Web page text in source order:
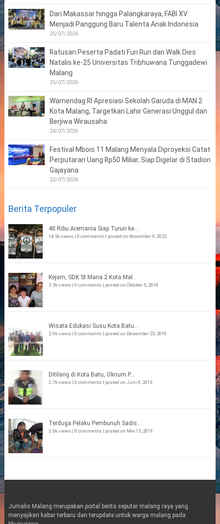
Dari Makassar hingga Palangkaraya, FABI XV
Menjadi Panggung Baru Talenta Anak Indonesia
25/07/2026
Ratusan Peserta Padati Fun Run dan Walk Dies
Natalis ke-25 Universitas Tribhuwana Tunggadewi
Malang
25/07/2026
Wamendag RI Apresiasi Sekolah Garuda di MAN 2
Kota Malang, Targetkan Lahir Generasi Unggul dan
Berjiwa Wirausaha
24/07/2026
Festival Mbois 11 Malang Menyala Diproyeksi Catat
Perputaran Uang Rp50 Miliar, Siap Digelar di Stadion
Gajayana
22/07/2026
Berita Terpopuler
40 Ribu Aremania Siap Turun ke...
14.5k views | 0 comments | posted on November 9, 2022
Kejam, SDK St Maria 2 Kota Mal...
3.3k views | 0 comments | posted on Oktober 5, 2018
Wisata Edukasi Susu Kota Batu...
2.9k views | 0 comments | posted on Desember 23, 2018
Ditilang di Kota Batu, Oknum P...
2.7k views | 0 comments | posted on Juni 9, 2016
Terduga Pelaku Pembunuh Sadis...
2.6k views | 0 comments | posted on Mei 15, 2019
Jurnalis Malang merupakan portal berita seputar malang raya yang
menyajikan kabar terbaru dan terupdate untuk warga malang pada